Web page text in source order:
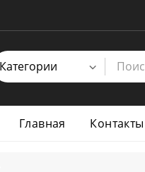
Главная Контакты